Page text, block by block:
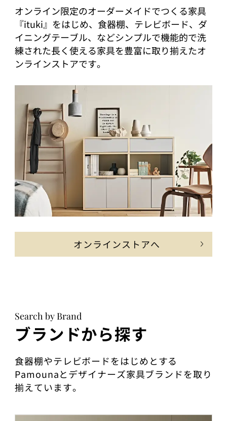
オンライン限定のオーダーメイドでつくる家具
『ituki』をはじめ、食器棚、テレビボード、ダ
イニングテーブル、などシンプルで機能的で洗
練された長く使える家具を豊富に取り揃えたオ
ンラインストアです。
オンラインストアへ
Search by Brand
ブランドから探す
食器棚やテレビボードをはじめとする
Pamounaとデザイナーズ家具ブランドを取り
揃えています。